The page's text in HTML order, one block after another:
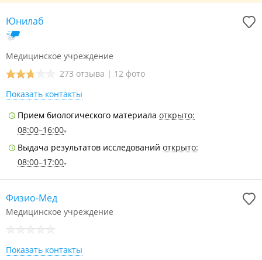
Юнилаб
Медицинское учреждение
273 отзыва | 12 фото
Показать контакты
Прием биологического материала открыто:
08:00–16:00
Выдача результатов исследований открыто:
08:00–17:00
Физио-Мед
Медицинское учреждение
Показать контакты